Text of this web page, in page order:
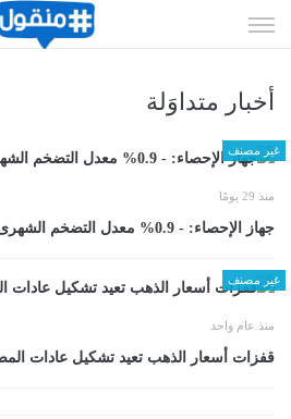
الى
أخبار متداوَلة
غير مصنف
منذ 29 يومًا
جهاز الإحصاء: - 0.9% معدل التضخم الشهرى لشهر يونيو 2026
غير مصنف
منذ عام واحد
قفزات أسعار الذهب تعيد تشكيل عادات